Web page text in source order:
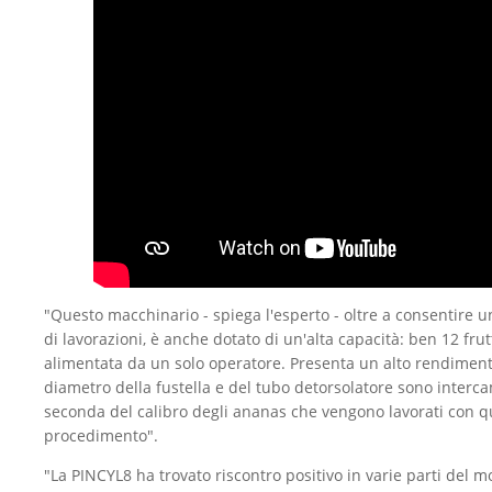
"Questo macchinario - spiega l'esperto - oltre a consentire
di lavorazioni, è anche dotato di un'alta capacità: ben 12
alimentata da un solo operatore. Presenta un alto
diametro della fustella e del tubo detorsolatore sono
seconda del calibro degli ananas che vengono lavorati con
procedimento".
"La PINCYL8 ha trovato riscontro positivo in varie parti del